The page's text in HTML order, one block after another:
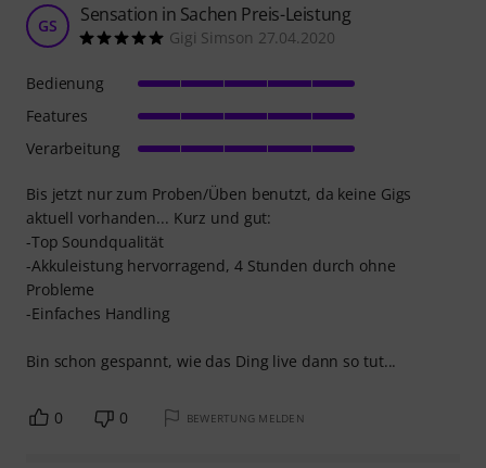
GS Sensation in Sachen Preis-Leistung
Gigi Simson 27.04.2020
Bis jetzt nur zum Proben/Üben benutzt, da keine Gigs
aktuell vorhanden... Kurz und gut:
-Top Soundqualität
-Akkuleistung hervorragend, 4 Stunden durch ohne
Probleme
-Einfaches Handling
Bin schon gespannt, wie das Ding live dann so tut...
Bedienung
Features
Verarbeitung
0 0 BEWERTUNG MELDEN